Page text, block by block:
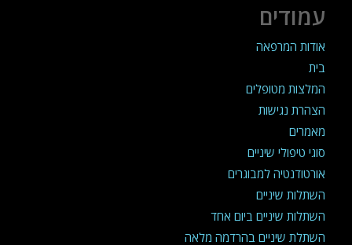
עמודים
אודות המרפאה
בית
המלצות מטופלים
הצהרת נגישות
מאמרים
סוגי טיפולי שיניים
אורטודנטיה למבוגרים
השתלות שיניים
השתלות שיניים ביום אחד
השתלת שיניים בהרדמה מלאה